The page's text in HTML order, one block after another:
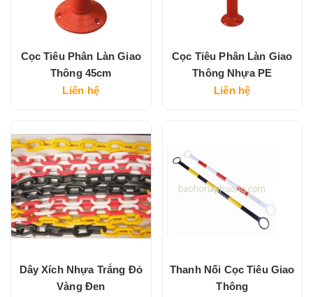
Cọc Tiêu Phân Làn Giao
Thông 45cm
Liên hệ
Cọc Tiêu Phân Làn Giao
Thông Nhựa PE
Liên hệ
Dây Xích Nhựa Trắng Đỏ
Vàng Đen
Thanh Nối Cọc Tiêu Giao
Thông